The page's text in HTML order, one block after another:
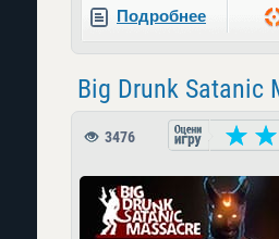
Подробнее
Big Drunk Satanic
3476